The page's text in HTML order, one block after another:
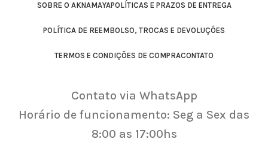
SOBRE O AKNAMAYAPOLÍTICAS E PRAZOS DE ENTREGA
POLÍTICA DE REEMBOLSO, TROCAS E DEVOLUÇÕES
TERMOS E CONDIÇÕES DE COMPRACONTATO
Contato via WhatsApp
Horário de funcionamento: Seg a Sex das
8:00 as 17:00hs